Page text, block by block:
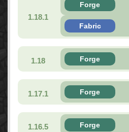
1.18.1
Forge
Fabric
1.18 Forge
1.17.1 Forge
1.16.5 Forge